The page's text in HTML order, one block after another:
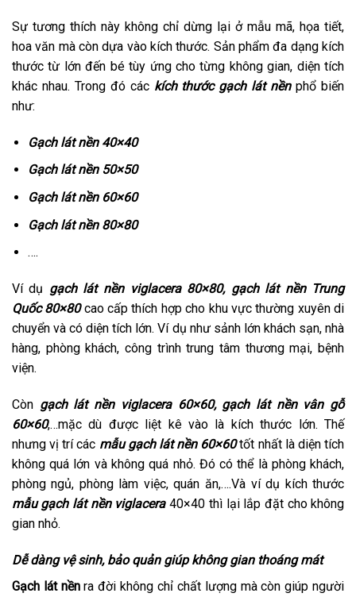
Sự tương thích này không chỉ dừng lại ở mẫu mã, họa tiết,
hoa văn mà còn dựa vào kích thước. Sản phẩm đa dạng kích
thước từ lớn đến bé tùy ứng cho từng không gian, diện tích
khác nhau. Trong đó các kích thước gạch lát nềnphổ biến
như:
Gạch lát nền 40×40
Gạch lát nền 50×50
Gạch lát nền 60×60
Gạch lát nền 80×80
….
Ví dụ gạch lát nền viglacera 80×80, gạch lát nền Trung
Quốc 80×80cao cấp thích hợp cho khu vực thường xuyên di
chuyển và có diện tích lớn. Ví dụ như sảnh lớn khách sạn, nhà
hàng, phòng khách, công trình trung tâm thương mại, bệnh
viện.
Còn gạch lát nền viglacera 60×60, gạch lát nền vân gỗ
60×60,…mặc dù được liệt kê vào là kích thước lớn. Thế
nhưng vị trí các mẫu gạch lát nền 60×60tốt nhất là diện tích
không quá lớn và không quá nhỏ. Đó có thể là phòng khách,
phòng ngủ, phòng làm việc, quán ăn,….Và ví dụ kích thước
mẫu gạch lát nền viglacera40×40 thì lại lắp đặt cho không
gian nhỏ.
Dễ dàng vệ sinh, bảo quản giúp không gian thoáng mát
Gạch lát nềnra đời không chỉ chất lượng mà còn giúp người